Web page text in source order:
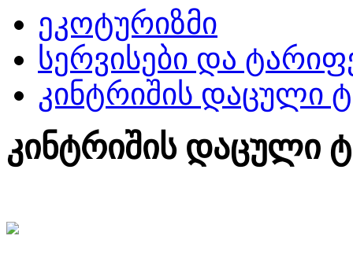
ეკოტურიზმი
სერვისები და
კინტრიშის დაცული
კინტრიშის დაცული